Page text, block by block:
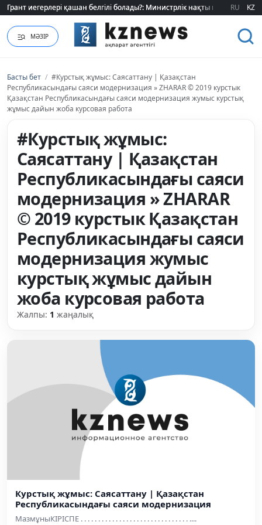
Грант иегерлері қашан белгілі болады?: Министрлік нақты мерзімді
Грант иегерлері қашан белгілі болады?: Министрлік нақты мерзімді
RU KZ
МӘЗІР
Басты бет / #Курстық жұмыс: Саясаттану | Қазақстан
Республикасындағы саяси модернизация » ZHARAR © 2019 курстык
Қазақстан Республикасындағы саяси модернизация жумыс курстық
жұмыс дайын жоба курсовая работа
#Курстық жұмыс:
Саясаттану | Қазақстан
Республикасындағы саяси
модернизация » ZHARAR
© 2019 курстык Қазақстан
Республикасындағы саяси
модернизация жумыс
курстық жұмыс дайын
жоба курсовая работа
Жалпы: 1 жаңалық
Курстық жұмыс: Саясаттану | Қазақстан
Республикасындағы саяси модернизация
МазмұныКІРІСПЕ . . . . . . . . . . . . . . . . . . . . . . . . . . . . . . . ....